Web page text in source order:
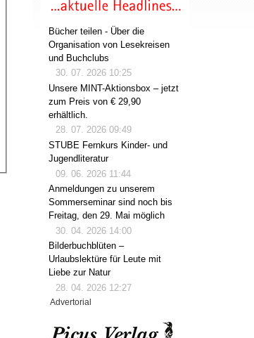
Bücher teilen - Über die
Organisation von Lesekreisen
und Buchclubs
30. 07. 2026 10:25
Unsere MINT-Aktionsbox – jetzt
zum Preis von € 29,90
erhältlich.
28. 07. 2026 09:49
STUBE Fernkurs Kinder- und
Jugendliteratur
09. 06. 2026 11:44
Anmeldungen zu unserem
Sommerseminar sind noch bis
Freitag, den 29. Mai möglich
30. 04. 2026 14:00
Bilderbuchblüten –
Urlaubslektüre für Leute mit
Liebe zur Natur
28. 04. 2026 12:27
Advertorial